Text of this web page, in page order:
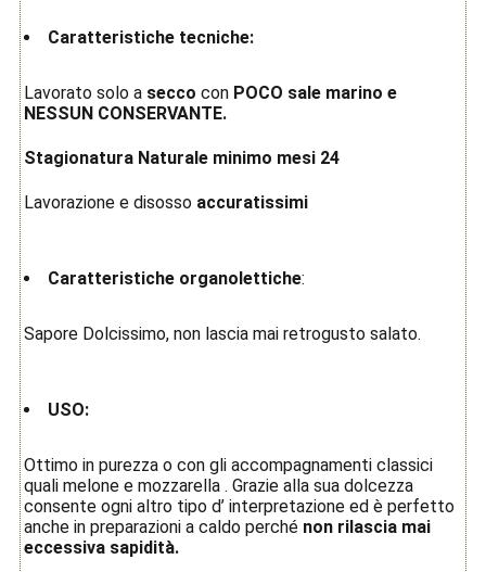
Caratteristiche tecniche:
Lavorato solo a secco con POCO sale marino e
NESSUN CONSERVANTE.
Stagionatura Naturale minimo mesi 24
Lavorazione e disosso accuratissimi
Caratteristiche organolettiche:
Sapore Dolcissimo, non lascia mai retrogusto salato.
USO:
Ottimo in purezza o con gli accompagnamenti classici
quali melone e mozzarella . Grazie alla sua dolcezza
consente ogni altro tipo d’ interpretazione ed è perfetto
anche in preparazioni a caldo perché non rilascia mai
eccessiva sapidità.